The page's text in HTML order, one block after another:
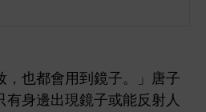
，也都
用到鏡子。」唐子
邊
現鏡子或能反射